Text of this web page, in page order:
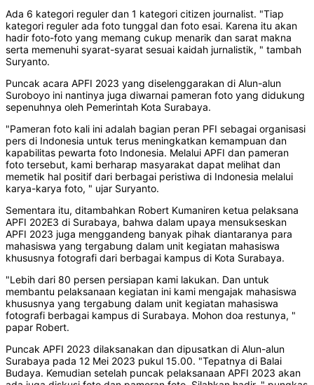
Ada 6 kategori reguler dan 1 kategori citizen journalist. "Tiap
kategori reguler ada foto tunggal dan foto esai. Karena itu akan
hadir foto-foto yang memang cukup menarik dan sarat makna
serta memenuhi syarat-syarat sesuai kaidah jurnalistik, " tambah
Suryanto.
Puncak acara APFI 2023 yang diselenggarakan di Alun-alun
Suroboyo ini nantinya juga diwarnai pameran foto yang didukung
sepenuhnya oleh Pemerintah Kota Surabaya.
"Pameran foto kali ini adalah bagian peran PFI sebagai organisasi
pers di Indonesia untuk terus meningkatkan kemampuan dan
kapabilitas pewarta foto Indonesia. Melalui APFI dan pameran
foto tersebut, kami berharap masyarakat dapat melihat dan
memetik hal positif dari berbagai peristiwa di Indonesia melalui
karya-karya foto, " ujar Suryanto.
Sementara itu, ditambahkan Robert Kumaniren ketua pelaksana
APFI 202E3 di Surabaya, bahwa dalam upaya mensukseskan
APFI 2023 juga menggandeng banyak pihak diantaranya para
mahasiswa yang tergabung dalam unit kegiatan mahasiswa
khususnya fotografi dari berbagai kampus di Kota Surabaya.
"Lebih dari 80 persen persiapan kami lakukan. Dan untuk
membantu pelaksanaan kegiatan ini kami mengajak mahasiswa
khususnya yang tergabung dalam unit kegiatan mahasiswa
fotografi berbagai kampus di Surabaya. Mohon doa restunya, "
papar Robert.
Puncak APFI 2023 dilaksanakan dan dipusatkan di Alun-alun
Surabaya pada 12 Mei 2023 pukul 15.00. "Tepatnya di Balai
Budaya. Kemudian setelah puncak pelaksanaan APFI 2023 akan